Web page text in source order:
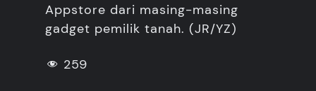
Appstore dari masing-masing
gadget pemilik tanah. (JR/YZ)
259